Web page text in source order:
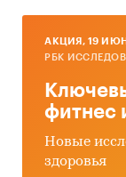
AКЦИЯ, 19
РБК
фитнес
Новые
здоровья